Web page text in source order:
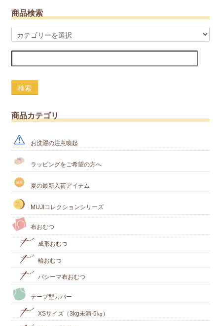
商品検索
検索
商品カテゴリ
お洗濯の注意喚起
ラッピングをご希望の方へ
夏の最新入荷アイテム
MUJIコレクションシリーズ
布おむつ
成形おむつ
輪おむつ
パシーマ布おむつ
テープ型カバー
XSサイズ（3kg未満-5㎏）